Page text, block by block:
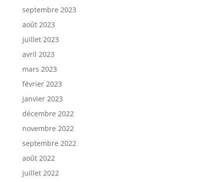
septembre 2023
août 2023
juillet 2023
avril 2023
mars 2023
février 2023
janvier 2023
décembre 2022
novembre 2022
septembre 2022
août 2022
juillet 2022